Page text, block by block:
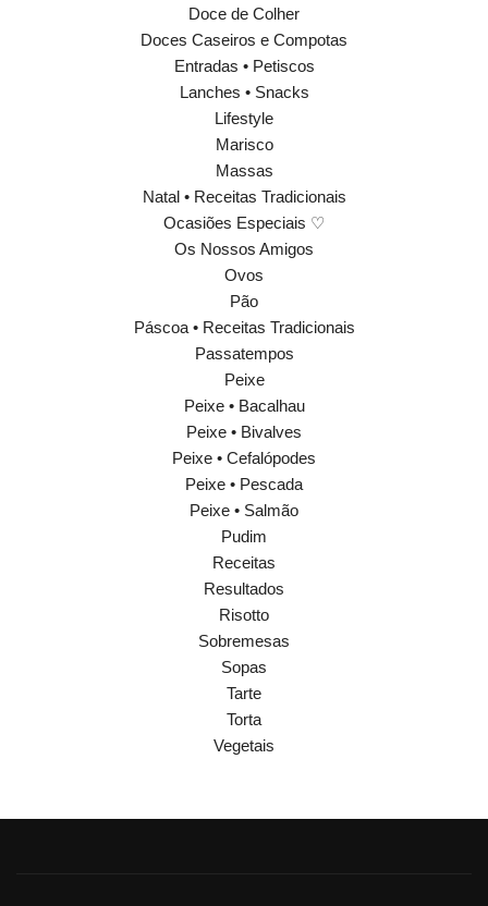
Doce de Colher
Doces Caseiros e Compotas
Entradas • Petiscos
Lanches • Snacks
Lifestyle
Marisco
Massas
Natal • Receitas Tradicionais
Ocasiões Especiais ♡
Os Nossos Amigos
Ovos
Pão
Páscoa • Receitas Tradicionais
Passatempos
Peixe
Peixe • Bacalhau
Peixe • Bivalves
Peixe • Cefalópodes
Peixe • Pescada
Peixe • Salmão
Pudim
Receitas
Resultados
Risotto
Sobremesas
Sopas
Tarte
Torta
Vegetais